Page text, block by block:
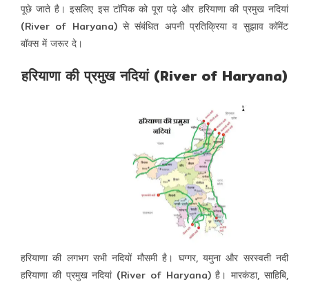
पूछे जाते है। इसलिए इस टॉपिक को पूरा पढ़े और हरियाणा की प्रमुख नदियां
(River of Haryana) से संबंधित अपनी प्रतिक्रिया व सुझाव कॉमेंट
बॉक्स में जरूर दे।
हरियाणा की प्रमुख नदियां (River of Haryana)
हरियाणा की लगभग सभी नदियों मौसमी है। घग्गर, यमुना और सरस्वती नदी
हरियाणा की प्रमुख नदियां (River of Haryana) है। मारकंडा, साहिबि,